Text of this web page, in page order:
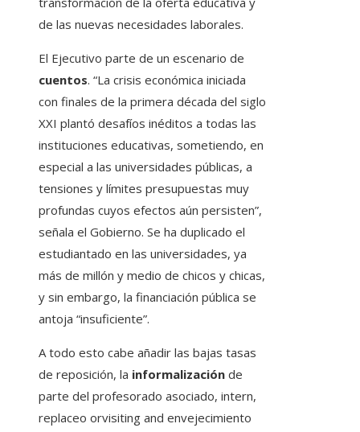
de las nuevas necesidades laborales.
El Ejecutivo parte de un escenario de
cuentos. “La crisis económica iniciada
con finales de la primera década del siglo
XXI plantó desafíos inéditos a todas las
instituciones educativas, sometiendo, en
especial a las universidades públicas, a
tensiones y límites presupuestas muy
profundas cuyos efectos aún persisten”,
señala el Gobierno. Se ha duplicado el
estudiantado en las universidades, ya
más de millón y medio de chicos y chicas,
y sin embargo, la financiación pública se
antoja “insuficiente”.
A todo esto cabe añadir las bajas tasas
de reposición, la informalización de
parte del profesorado asociado, intern,
replaceo orvisiting and envejecimiento